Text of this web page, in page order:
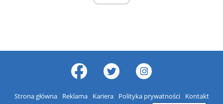
Strona główna Reklama Kariera Polityka prywatności Kontakt